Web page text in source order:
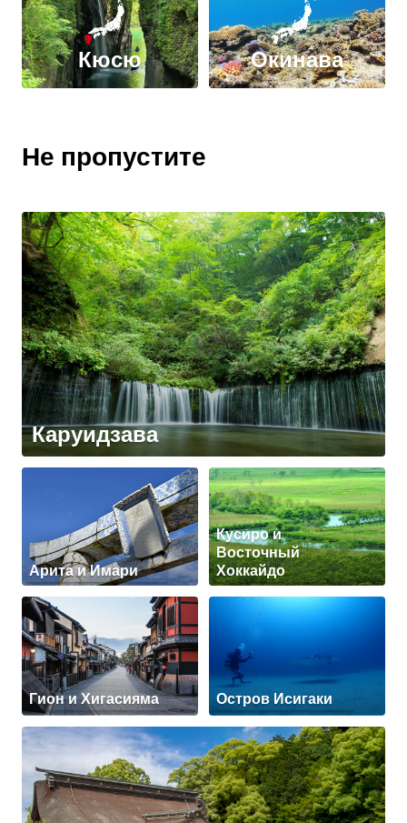
Кюсю Окинава
Не пропустите
Каруидзава
Арита и Имари
Кусиро и
Восточный
Хоккайдо
Гион и Хигасияма Остров Исигаки